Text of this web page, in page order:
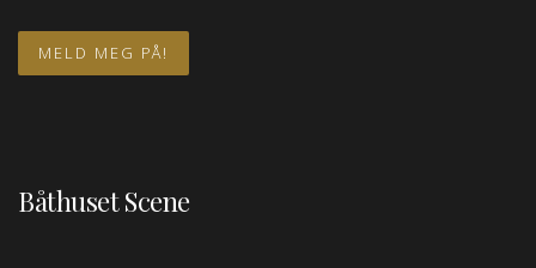
Båthuset Scene